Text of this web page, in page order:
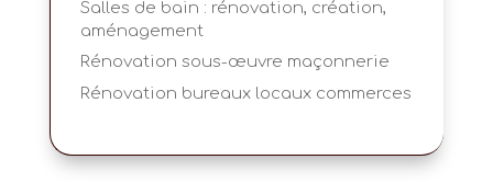
Salles de bain : rénovation, création,
aménagement
Rénovation sous-œuvre maçonnerie
Rénovation bureaux locaux commerces